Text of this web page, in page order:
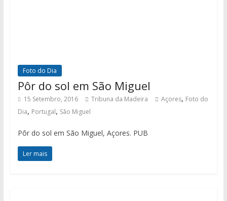
Foto do Dia
Pôr do sol em São Miguel
15 Setembro, 2016 Tribuna da Madeira Açores, Foto do
Dia, Portugal, São Miguel
Pôr do sol em São Miguel, Açores. PUB
Ler mais